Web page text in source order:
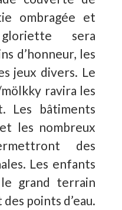
ombragée et
sera
d’honneur, les
jeux divers. Le
ravira les
Les bâtiments
les nombreux
des
Les enfants
grand terrain
points d’eau.